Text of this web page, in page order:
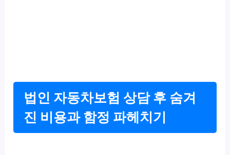
법인 자동차보험 상담 후 숨겨
진 비용과 함정 파헤치기